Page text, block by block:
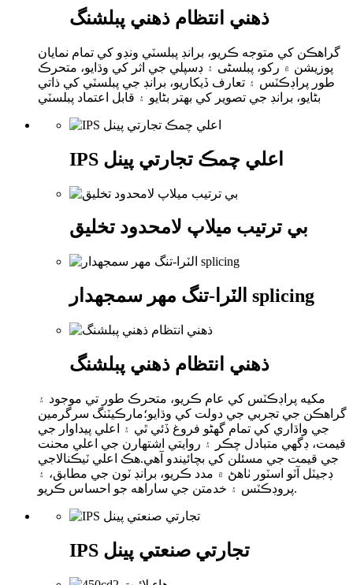
ذھني انتظام ذھني پبلشنگ
گراهڪن کي متوجه ڪريو، برانڊ پبلسٽي ونڊو کي تمام نمايان
پوزيشن ۾ رکو، پبلسٹی ۽ ڊسپلي جي اثر کي وڌايو، متحرڪ
طور پراڊڪٽس ۽ تعارف ڏيکاريو، برانڊ جي پبلسٽي کي ذاتي
بڻايو، برانڊ جي تصوير کي بهتر بڻايو ۽ قابل اعتماد پبلسٽي
IPS اعلي چمڪ تجارتي پينل
بي ترتيب ميلاپ لامحدود تخليق
الٽرا-تنگ مهر سمجھدار splicing
ذھني انتظام ذھني پبلشنگ
مکيه پراڊڪٽس کي عام ڪريو، متحرڪ طور تي موجود ۽
گراهڪن جي تجربي جي دولت کي وڌايو؛مارڪيٽنگ سرگرمين
جي واڌاري کي تمام گهڻو فروغ ڏئي ٿي ۽ اعلي پيداوار جي
قيمت، ڊگهي متبادل چڪر ۽ روايتي اشتهارن جي اعلي محنت
جي قيمت جي مسئلن کي بچائيندو آهي.هڪ اعلي ٽيڪنالاجي
ڊجيٽل آٽو اسٽور ٺاهڻ ۾ مدد ڪريو، برانڊ ٽون جي مطابق، ۽
پروڊڪٽس ۽ خدمتن جي ساراهه جو احساس ڪريو.
IPS تجارتي صنعتي پينل